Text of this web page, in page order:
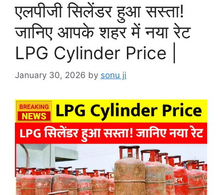
एलपीजी सिलेंडर हुआ सस्ता!
जानिए आपके शहर में नया रेट
LPG Cylinder Price |
January 30, 2026 by sonu ji